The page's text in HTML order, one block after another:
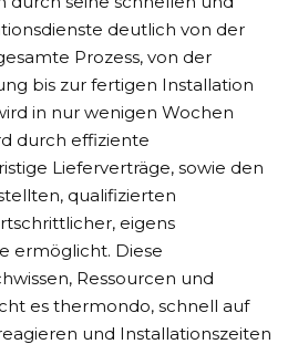
deutlich von der
Prozess, von der
bis zur fertigen Installation
in nur wenigen Wochen
durch effiziente
Lieferverträge, sowie den
qualifizierten
eigens
ermöglicht. Diese
Ressourcen und
es thermondo, schnell auf
und Installationszeiten